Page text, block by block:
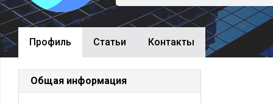
Профиль Cтатьи Контакты
Общая информация